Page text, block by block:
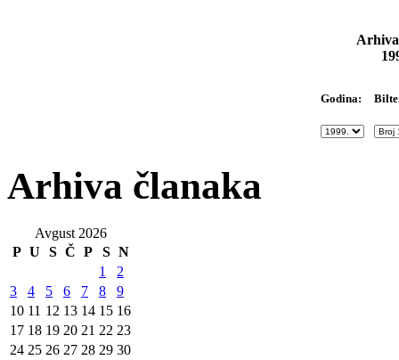
Godina:
Arhiva članaka
Avgust 2026
P U S Č P S N
1
2
3
4 5 6 7 8
9
10 11 12 13 14 15 16
17 18 19 20 21 22 23
24 25 26 27 28 29 30